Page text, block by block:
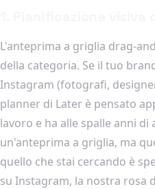
L'anteprima a griglia drag-
della categoria. Se il tuo
Instagram (fotografi,
planner di Later è pensato
lavoro e ha alle spalle anni
un'anteprima a griglia, ma
quello che stai cercando è
su Instagram, la nostra rosa